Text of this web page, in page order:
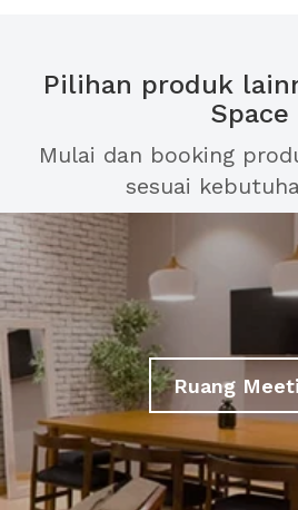
Pilihan produk
Space
Mulai dan booking
sesuai
Ruang